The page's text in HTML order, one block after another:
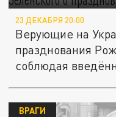
23 ДЕКАБРЯ 20:00
Верующие на
празднования
соблюдая
ВРАГИ